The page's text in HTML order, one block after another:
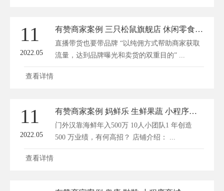
11
2022.05
有赞商家案例 三只松鼠旗舰店 休闲零食 小程序商城
直播带货也要带品牌 “以纯佣方式帮助商家获取
流量，达到品牌曝光和卖货的双重目的” ...
查看详情
11
2022.05
有赞商家案例 妈鲜乐 生鲜果蔬 小程序商城
门外汉靠海鲜年入500万 10人小团队1 年创造
500 万业绩，有何高招？ 店铺介绍： ...
查看详情